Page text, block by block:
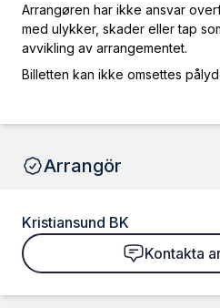
Arrangøren har ikke ansvar
med ulykker, skader eller tap
avvikling av arrangementet.
Billetten kan ikke omsettes
Arrangör
Kristiansund BK
Kontakta